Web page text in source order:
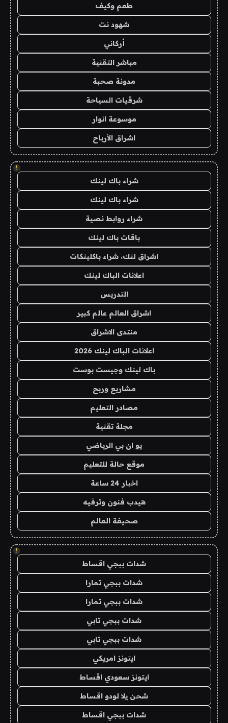
طعم وكيف
شهود نت
أركاني
مباشر التقنية
مدونة صحبة
شرقيات السياحة
موسوعة انوار
اشراق الأرباح
!
شراء باك لينك
شراء باك لينك
شراء روابط نصية
باقات باك لينك
اشراق لنك، شراء باكلينكات
اعلانات الباك لينك
التدريس
اشراق العالم عالم كبير
منتدى الاشراق
اعلانات الباك لينك 2026
باك لينك وجيست بوست
مشاريع وربح
مصادر التعليم
مجلة تقنية
يو ان بي الرياضي
موقع حالة للتعليم
اخبار 24 ساعة
هيدب فنون وترفيه
صحيفة العالم
!
شدات ببجي اقساط
شدات ببجي تمارا
شدات ببجي تمارا
شدات ببجي تابي
شدات ببجي تابي
ايتونز امريكي
ايتونز سعودي اقساط
شحن يلا لودو اقساط
شدات ببجي اقساط